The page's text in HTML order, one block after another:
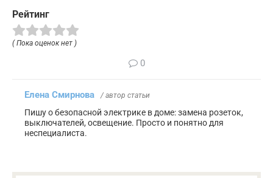
Рейтинг
( Пока оценок нет )
0
Елена Смирнова / автор статьи
Пишу о безопасной электрике в доме: замена розеток,
выключателей, освещение. Просто и понятно для
неспециалиста.